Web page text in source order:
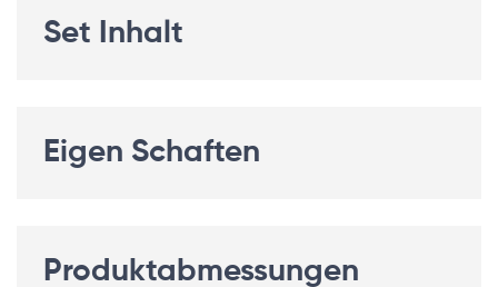
Set Inhalt
Eigen Schaften
Produktabmessungen